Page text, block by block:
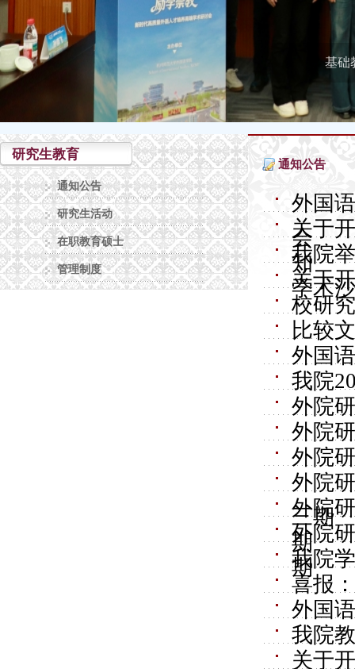
基础
研究生教育
通知公告
研究生活动
在职教育硕士
管理制度
通知公告
外国
会
关于
知
我院
学术
关于
校研
比较
外国
我院
外院
外院
外院
外院
三期
外院
期
外院
期
我院
喜报
外国
我院
关于